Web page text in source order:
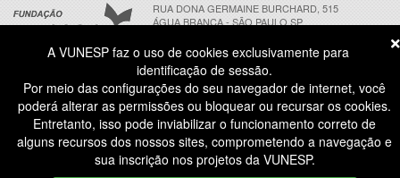
RUA DONA GERMAINE BURCHARD, 515
ÁGUA BRANCA - SÃO PAULO SP
ATENDIMENTO AO CANDIDATO
(NÃO HÁ ATENDIMENTO PRESENCIAL) 11 3874-6300
DIAS ÚTEISdas 8h às 18h
COPYRIGHT® | TODOS OS DIREITOS RESERVADOS A FUNDAÇÃO VUNESP. | V 2026.08.04-1
IDENTIDADE VISUAL | DESENVOLVIMENTO FUNDAÇÃO VUNESP
A VUNESP faz o uso de cookies exclusivamente para
identificação de sessão.
Por meio das configurações do seu navegador de internet, você
poderá alterar as permissões ou bloquear ou recursar os cookies.
Entretanto, isso pode inviabilizar o funcionamento correto de
alguns recursos dos nossos sites, comprometendo a navegação e
sua inscrição nos projetos da VUNESP.